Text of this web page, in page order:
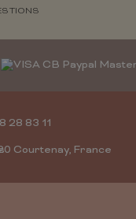
28 83 11
Courtenay, France